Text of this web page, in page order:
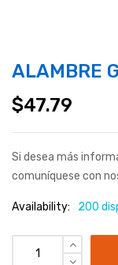
ALAMBRE
$47.79
Si desea más
comuníquese con
Availability: 200